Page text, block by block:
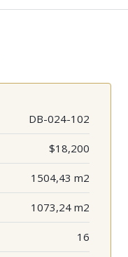
DB-024-102
$18,200
1504,43 m2
1073,24 m2
16